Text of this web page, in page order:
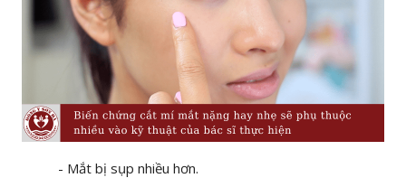
- Mắt bị sụp nhiều hơn.